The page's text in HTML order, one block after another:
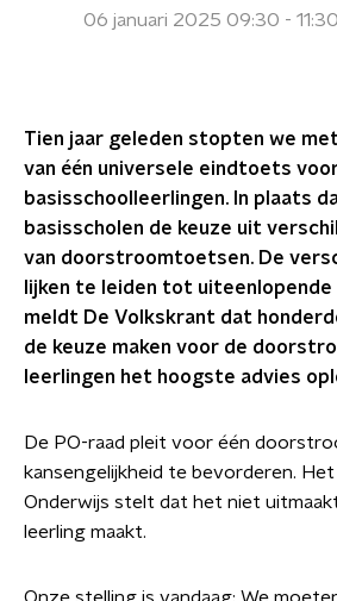
06 januari 2025 09:30 - 11:30
Tien jaar geleden stopten we
van één universele eindtoets
basisschoolleerlingen. In plaats
basisscholen de keuze uit
van doorstroomtoetsen. De
lijken te leiden tot uiteenlopende
meldt De Volkskrant dat
de keuze maken voor de
leerlingen het hoogste advies
De PO-raad pleit voor één
kansengelijkheid te bevorderen.
Onderwijs stelt dat het niet
leerling maakt.